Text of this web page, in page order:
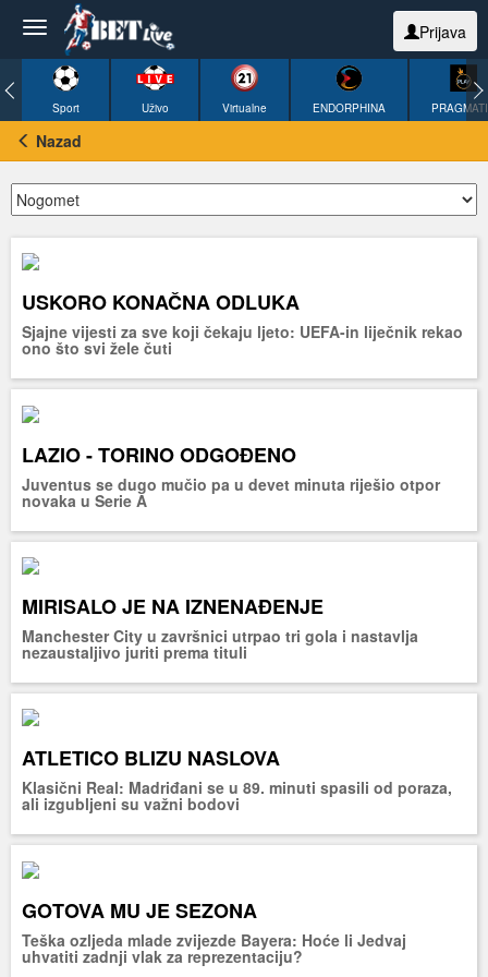
Prijava
Sport Uživo Virtualne ENDORPHINA
Nazad
USKORO KONAČNA ODLUKA
Sjajne vijesti za sve koji čekaju ljeto: UEFA-in liječnik rekao
ono što svi žele čuti
LAZIO - TORINO ODGOĐENO
Juventus se dugo mučio pa u devet minuta riješio otpor
novaka u Serie A
MIRISALO JE NA IZNENAĐENJE
Manchester City u završnici utrpao tri gola i nastavlja
nezaustaljivo juriti prema tituli
ATLETICO BLIZU NASLOVA
Klasični Real: Madriđani se u 89. minuti spasili od poraza,
ali izgubljeni su važni bodovi
GOTOVA MU JE SEZONA
Teška ozljeda mlade zvijezde Bayera: Hoće li Jedvaj
uhvatiti zadnji vlak za reprezentaciju?